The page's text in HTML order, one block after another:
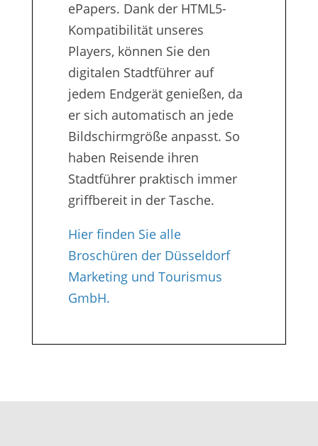
ePapers. Dank der HTML5-
Kompatibilität unseres
Players, können Sie den
digitalen Stadtführer auf
jedem Endgerät genießen, da
er sich automatisch an jede
Bildschirmgröße anpasst. So
haben Reisende ihren
Stadtführer praktisch immer
griffbereit in der Tasche.
Hier finden Sie alle
Broschüren der Düsseldorf
Marketing und Tourismus
GmbH.